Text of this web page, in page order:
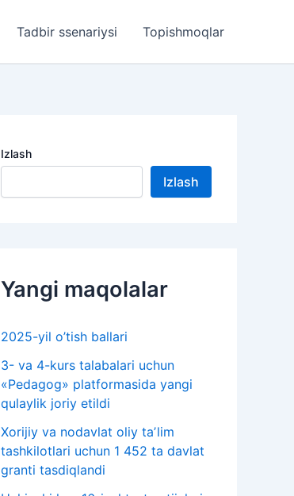
Tadbir ssenariysi Topishmoqlar
Izlash
Izlash
Yangi maqolalar
2025-yil o’tish ballari
3- va 4-kurs talabalari uchun
«Pedagog» platformasida yangi
qulaylik joriy etildi
Xorijiy va nodavlat oliy taʼlim
tashkilotlari uchun 1 452 ta davlat
granti tasdiqlandi